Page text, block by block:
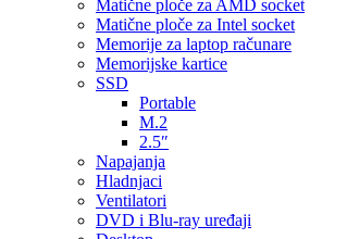
Matične ploče za AMD socket
Matične ploče za Intel socket
Memorije za laptop računare
Memorijske kartice
SSD
Portable
M.2
2.5″
Napajanja
Hladnjaci
Ventilatori
DVD i Blu-ray uređaji